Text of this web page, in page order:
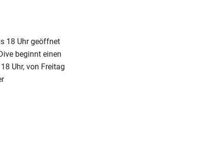
18 Uhr geöffnet
beginnt einen
Uhr, von Freitag